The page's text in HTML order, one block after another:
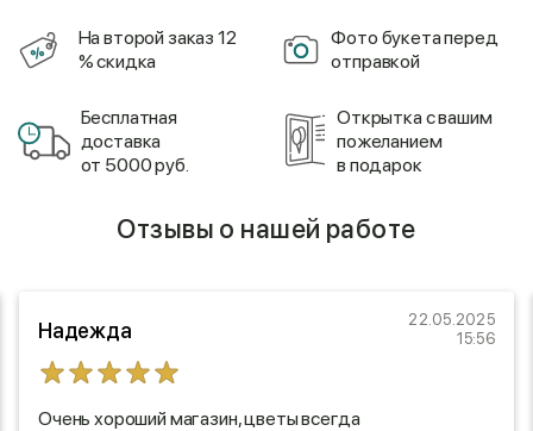
На второй заказ 12
% скидка
Фото букета перед
отправкой
Бесплатная
доставка
от 5000 руб.
Открытка с вашим
пожеланием
в подарок
Отзывы о нашей работе
Надежда
22.05.2025
15:56
Очень хороший магазин, цветы всегда